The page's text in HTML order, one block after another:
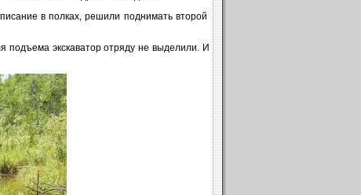
в полках, решили поднимать второй
экскаватор отряду не выделили. И